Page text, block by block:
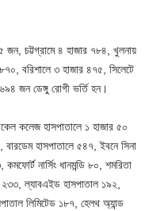
জন, চট্টগ্রামে ৪ হাজার ৭৮৪, খুলনায়
বরিশালে ৩ হাজার ৪৭৫, সিলেটে
জন ডেঙ্গু রোগী ভর্তি হন।
কলেজ হাসপাতালে ১ হাজার ৫০
বারডেম হাসপাতালে ৫৪৭, ইবনে সিনা
নার্সিং ধানমন্ডি ৮০, শমরিতা
ল্যাবএইড হাসপাতাল ১৯২,
লিমিটেড ১৮৭, হেলথ অ্যান্ড